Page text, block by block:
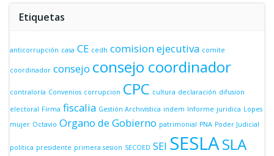
Etiquetas
anticorrupción casa CE cedh comision ejecutiva comite
coordinador consejo consejo coordinador
contraloría Convenios corrupcion CPC cultura declaración difusion
electoral Firma fiscalia Gestión Archivística indem Informe juridica Lopes
mujer Octavio Organo de Gobierno patrimonial PNA Poder Judicial
politica presidente primera sesion SECOED SEI SESLASLA